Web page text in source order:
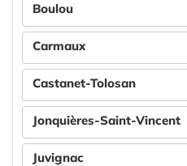
Boulou
Carmaux
Castanet-Tolosan
Jonquières-Saint-Vincent
Juvignac